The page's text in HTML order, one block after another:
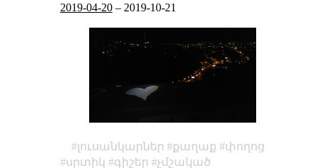
2019-04-20– 2019-10-21
լուսանկարներ քաղաք
փողոց
սրտիկ
գիշեր
չմշակած